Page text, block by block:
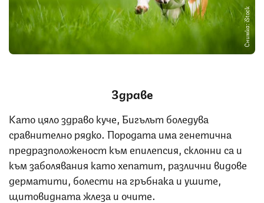
Снимка: iStock
Здраве
Като цяло здраво куче, Бигълът боледува
сравнително рядко. Породата има генетична
предразположеност към епилепсия, склонни са и
към заболявания като хепатит, различни видове
дерматити, болести на гръбнака и ушите,
щитовидната жлеза и очите.